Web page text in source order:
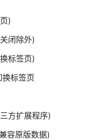
)
闭除外)
标签页)
标签页
方扩展程序)
容原版数据)